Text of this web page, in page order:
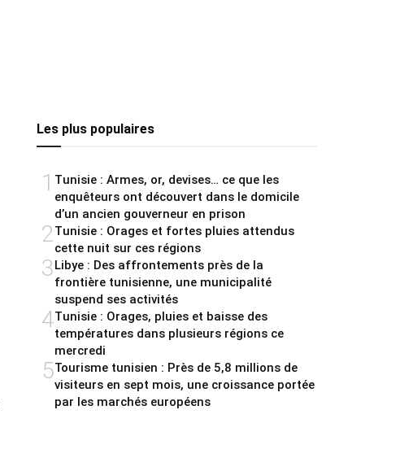
Les plus populaires
1 Tunisie : Armes, or, devises… ce que les
enquêteurs ont découvert dans le domicile
d’un ancien gouverneur en prison
2Tunisie : Orages et fortes pluies attendus
cette nuit sur ces régions
3Libye : Des affrontements près de la
frontière tunisienne, une municipalité
suspend ses activités
4Tunisie : Orages, pluies et baisse des
températures dans plusieurs régions ce
mercredi
5Tourisme tunisien : Près de 5,8 millions de
visiteurs en sept mois, une croissance portée
par les marchés européens